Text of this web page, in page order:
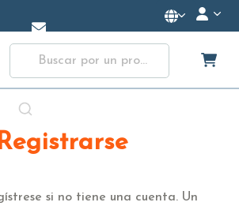
Content
Registrarse
si no tiene una cuenta. Un